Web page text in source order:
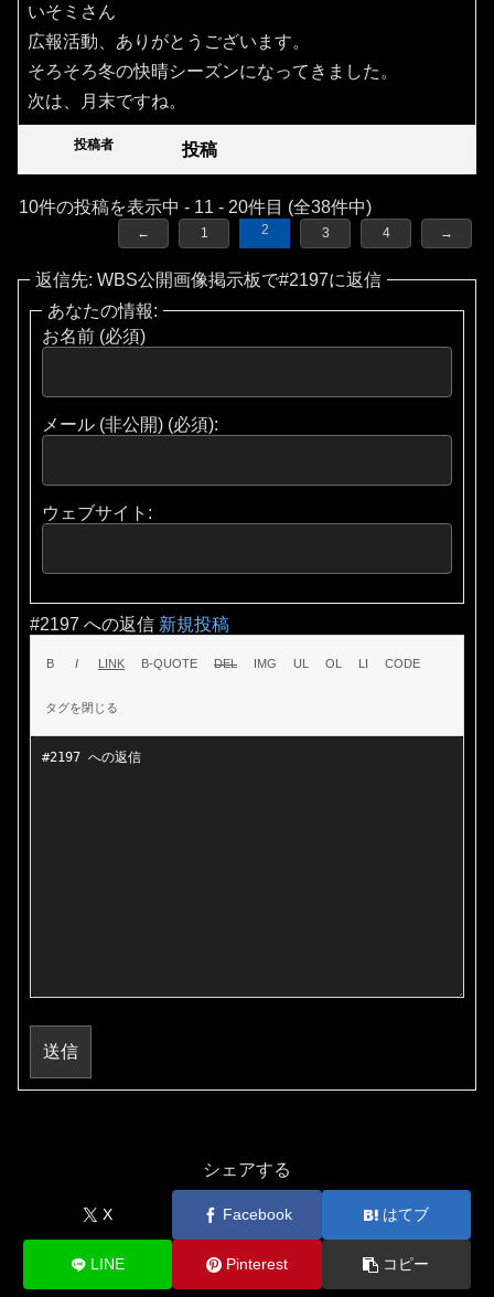
いそミさん
広報活動、ありがとうございます。
そろそろ冬の快晴シーズンになってきました。
次は、月末ですね。
投稿者 投稿
10件の投稿を表示中 - 11 - 20件目 (全38件中)
← 1 2 3 4 →
返信先: WBS公開画像掲示板で#2197に返信
あなたの情報:
お名前 (必須)
メール (非公開) (必須):
ウェブサイト:
#2197 への返信 新規投稿
送信
シェアする
X Facebook はてブ
LINE Pinterest コピー